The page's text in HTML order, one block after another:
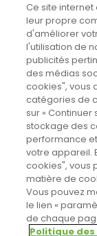
TOUTES LES
CINEVOX SUR
Ce site
leur propre
d'améliorer
l'utilisation de
publicités
des médias
cookies", vous
catégories de
sur «
stockage des
performance
votre appareil.
cookies", vous
matière de
Vous pouvez
le lien «
de chaque
Politique des